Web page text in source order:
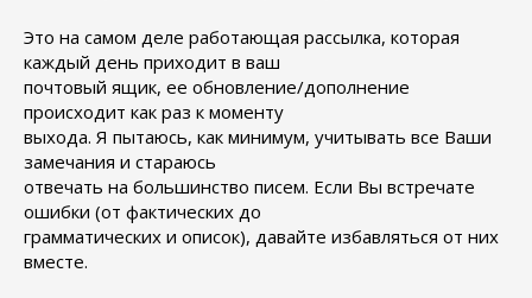
Это на самом деле работающая рассылка, которая
каждый день приходит в ваш
почтовый ящик, ее обновление/дополнение
происходит как раз к моменту
выхода. Я пытаюсь, как минимум, учитывать все Ваши
замечания и стараюсь
отвечать на большинство писем. Если Вы встречате
ошибки (от фактических до
грамматических и описок), давайте избавляться от них
вместе.